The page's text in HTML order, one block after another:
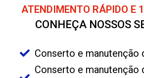
ATENDIMENTO RÁPIDO E
CONHEÇA NOSSOS
Conserto e manutenção
Conserto e manutenção